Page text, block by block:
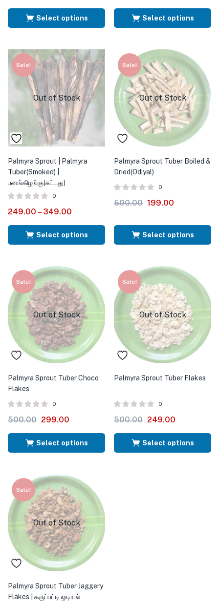
Select options Select options
Sale!
Out of Stock
Palmyra Sprout | Palmyra
Tuber(Smoked) |
பனங்கிழங்கு(சுட்டது)
0
249.00 – 349.00
Select options
Sale!
Out of Stock
Palmyra Sprout Tuber Boiled &
Dried(Odiyal)
0
500.00 199.00
Select options
Sale!
Out of Stock
Palmyra Sprout Tuber Choco
Flakes
0
500.00 299.00
Select options
Sale!
Out of Stock
Palmyra Sprout Tuber Flakes
0
500.00 249.00
Select options
Sale!
Out of Stock
Palmyra Sprout Tuber Jaggery
Flakes | கருப்பட்டி ஒடியல்